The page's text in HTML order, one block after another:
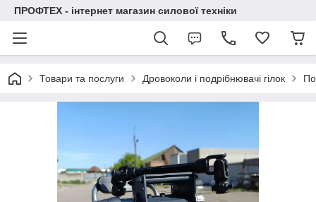
ПРОФТЕХ - інтернет магазин силової техніки
Товари та послуги Дровоколи і подрібнювачі гілок